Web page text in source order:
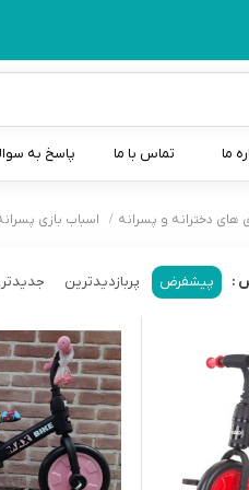
ما تماس با ما پاسخ به
های دخترانه و پسرانه اسباب بازی
: پیشفرض پربازدیدترین